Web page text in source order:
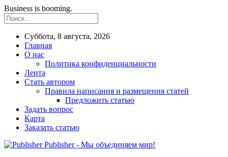
Business is booming.
Суббота, 8 августа, 2026
Главная
О нас
Политика конфиденциальности
Лента
Стать автором
Правила написания и размещения статей
Предложить статью
Задать вопрос
Карта
Заказать статью
Publisher - Мы объединяем мир!